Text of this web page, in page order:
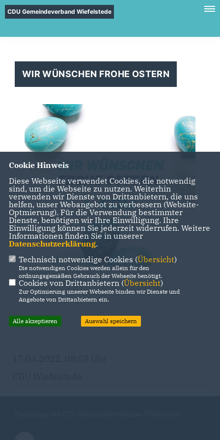
CDU Gemeindeverband Wiefelstede
WIR WÜNSCHEN FROHE OSTERN
Cookie Hinweis
Diese Webseite verwendet Cookies, die notwendig
sind, um die Webseite zu nutzen. Weiterhin
verwenden wir Dienste von Drittanbietern, die uns
helfen, unser Webangebot zu verbessern (Website-
Optmierung). Für die Verwendung bestimmter
Dienste, benötigen wir Ihre Einwilligung. Ihre
Einwilligung können Sie jederzeit widerrufen. Weitere
Informationen finden Sie in unserer
Datenschutzerklärung.
Technisch notwendige Cookies (Übersicht)
Die notwendigen Cookies werden allein für den
ordnungsgemäßen Gebrauch der Webseite benötigt.
Cookies von Drittanbietern (Übersicht)
Zur Optimierung unserer Webseite binden wir Dienste und
Angebote von Drittanbietern ein.
Alle akzeptieren Auswahl speichern